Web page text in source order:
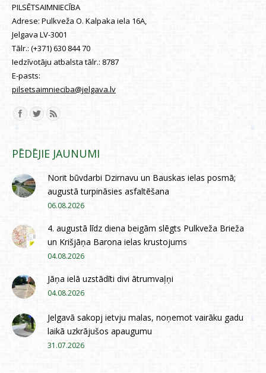
PILSĒTSAIMNIECĪBA
Adrese: Pulkveža O. Kalpaka iela 16A,
Jelgava LV-3001
Tālr.: (+371) 630 844 70
Iedzīvotāju atbalsta tālr.: 8787
E-pasts:
pilsetsaimnieciba@jelgava.lv
Find us on:
PĒDĒJIE JAUNUMI
Norit būvdarbi Dzirnavu un Bauskas ielas posmā;
augustā turpināsies asfaltēšana
06.08.2026
4. augustā līdz diena beigām slēgts Pulkveža Brieža
un Krišjāņa Barona ielas krustojums
04.08.2026
Jāņa ielā uzstādīti divi ātrumvaļņi
04.08.2026
Jelgavā sakopj ietvju malas, noņemot vairāku gadu
laikā uzkrājušos apaugumu
31.07.2026